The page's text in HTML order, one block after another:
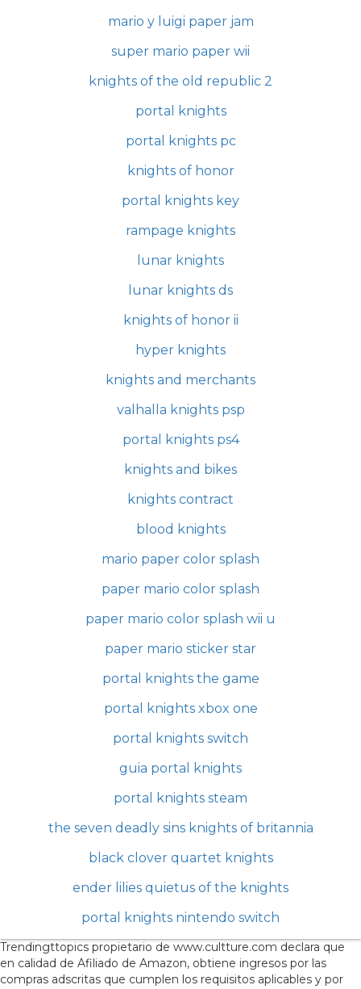
mario y luigi paper jam
super mario paper wii
knights of the old republic 2
portal knights
portal knights pc
knights of honor
portal knights key
rampage knights
lunar knights
lunar knights ds
knights of honor ii
hyper knights
knights and merchants
valhalla knights psp
portal knights ps4
knights and bikes
knights contract
blood knights
mario paper color splash
paper mario color splash
paper mario color splash wii u
paper mario sticker star
portal knights the game
portal knights xbox one
portal knights switch
guia portal knights
portal knights steam
the seven deadly sins knights of britannia
black clover quartet knights
ender lilies quietus of the knights
portal knights nintendo switch
Trendingttopics propietario de www.cultture.com declara que
en calidad de Afiliado de Amazon, obtiene ingresos por las
compras adscritas que cumplen los requisitos aplicables y por